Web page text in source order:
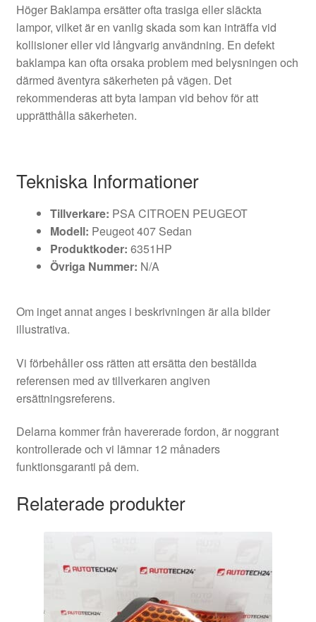
Höger Baklampa ersätter ofta trasiga eller släckta
lampor, vilket är en vanlig skada som kan inträffa vid
kollisioner eller vid långvarig användning. En defekt
baklampa kan ofta orsaka problem med belysningen och
därmed äventyra säkerheten på vägen. Det
rekommenderas att byta lampan vid behov för att
upprätthålla säkerheten.
Tekniska Informationer
Tillverkare: PSA CITROEN PEUGEOT
Modell: Peugeot 407 Sedan
Produktkoder: 6351HP
Övriga Nummer: N/A
Om inget annat anges i beskrivningen är alla bilder
illustrativa.
Vi förbehåller oss rätten att ersätta den beställda
referensen med av tillverkaren angiven
ersättningsreferens.
Delarna kommer från havererade fordon, är noggrant
kontrollerade och vi lämnar 12 månaders
funktionsgaranti på dem.
Relaterade produkter